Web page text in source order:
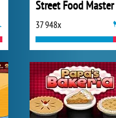
37 948x